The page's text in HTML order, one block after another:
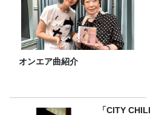
オンエア曲紹介
「CITY